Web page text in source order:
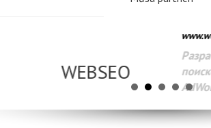
Разработка веб-сайтов
поисковых систем интернета.